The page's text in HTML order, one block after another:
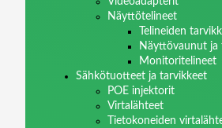
Näyttötelineet
Telineiden
Näyttövaunut ja
Monitoritelineet
Sähkötuotteet ja tarvikkeet
POE injektorit
Virtalähteet
Tietokoneiden